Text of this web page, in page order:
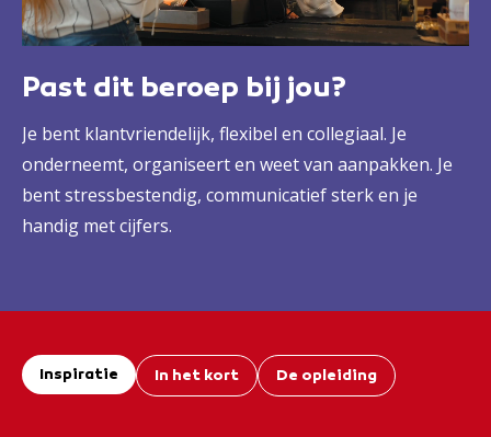
Past dit beroep bij jou?
Je bent klantvriendelijk, flexibel en collegiaal. Je
onderneemt, organiseert en weet van aanpakken. Je
bent stressbestendig, communicatief sterk en je
handig met cijfers.
Inspiratie In het kort De opleiding